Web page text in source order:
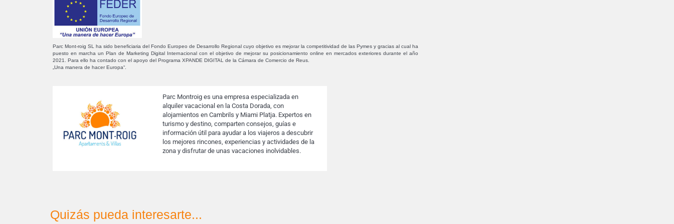
Parc Mont-roig SL ha sido beneficiaria del Fondo Europeo de Desarrollo Regional cuyo objetivo es mejorar la competitividad de las Pymes y gracias al cual ha
puesto en marcha un Plan de Marketing Digital Internacional con el objetivo de mejorar su posicionamiento online en mercados exteriores durante el año
2021. Para ello ha contado con el apoyo del Programa XPANDE DIGITAL de la Cámara de Comercio de Reus.
„Una manera de hacer Europa“.
Parc Montroig es una empresa especializada en
alquiler vacacional en la Costa Dorada, con
alojamientos en Cambrils y Miami Platja. Expertos en
turismo y destino, comparten consejos, guías e
información útil para ayudar a los viajeros a descubrir
los mejores rincones, experiencias y actividades de la
zona y disfrutar de unas vacaciones inolvidables.
Quizás pueda interesarte...